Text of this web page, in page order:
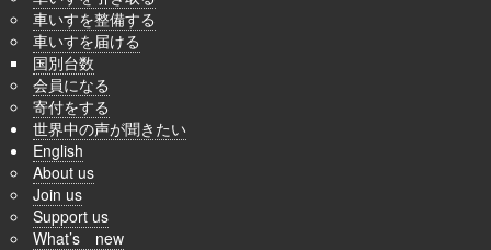
車いすを整備する
車いすを届ける
国別台数
会員になる
寄付をする
世界中の声が聞きたい
English
About us
Join us
Support us
What’s new